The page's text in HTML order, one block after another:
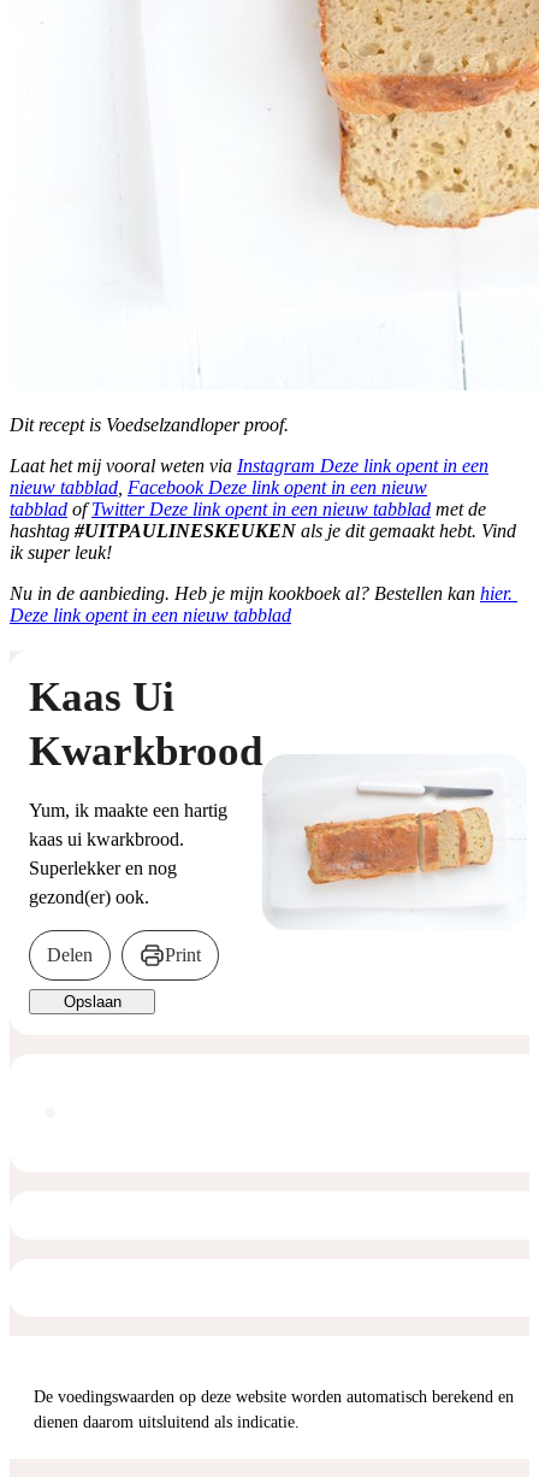
Dit recept is Voedselzandloper proof.
Laat het mij vooral weten via Instagram Deze link opent in een
nieuw tabblad Facebook Deze link opent in een nieuw
tabblad ofTwitter Deze link opent in een nieuw tabblad met de
hashtag #UITPAULINESKEUKEN als je dit gemaakt hebt. Vind
ik super leuk!
Nu in de aanbieding. Heb je mijn kookboek al? Bestellen kan hier.
Deze link opent in een nieuw tabblad
Kaas Ui
Kwarkbrood
Yum, ik maakte een hartig
kaas ui kwarkbrood.
Superlekker en nog
gezond(er) ook.
Delen Print
Opslaan
De voedingswaarden op deze website worden automatisch berekend en
dienen daarom uitsluitend als indicatie.